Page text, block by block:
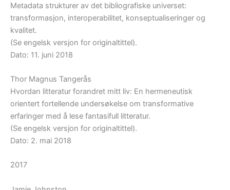
Metadata strukturer av det bibliografiske universet:
transformasjon, interoperabilitet, konseptualiseringer og
kvalitet.
(Se engelsk versjon for originaltittel).
Dato: 11. juni 2018
Thor Magnus Tangerås
Hvordan litteratur forandret mitt liv: En hermeneutisk
orientert fortellende undersøkelse om transformative
erfaringer med å lese fantasifull litteratur.
(Se engelsk versjon for originaltittel).
Dato: 2. mai 2018
2017